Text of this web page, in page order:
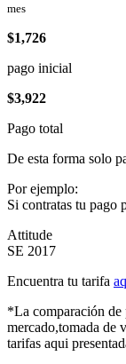
mes
$1,726
pago inicial
$3,922
Pago total
De esta forma solo
Por ejemplo:
Si contratas tu pago
Attitude
SE 2017
Encuentra tu tarifa
*La comparación de
mercado,tomada de
tarifas aqui